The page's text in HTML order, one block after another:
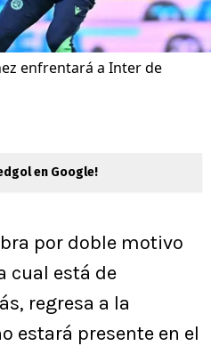
enfrentará a Inter de
en Google!
por doble motivo
cual está de
regresa a la
estará presente en el